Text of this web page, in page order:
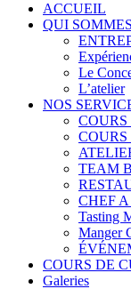
ACCUEIL
QUI
Le
L’atelier
NOS
TEAM
CHEF
Tasting
Manger
COURS DE
Galeries